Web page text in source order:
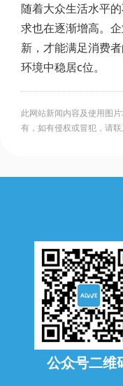
随着大众生活水平
求也在逐渐增高。
新，才能满足消费
环境中稳居c位。
此网站新闻内容及使用图
有，如有侵权或冒犯，请
公众号二维